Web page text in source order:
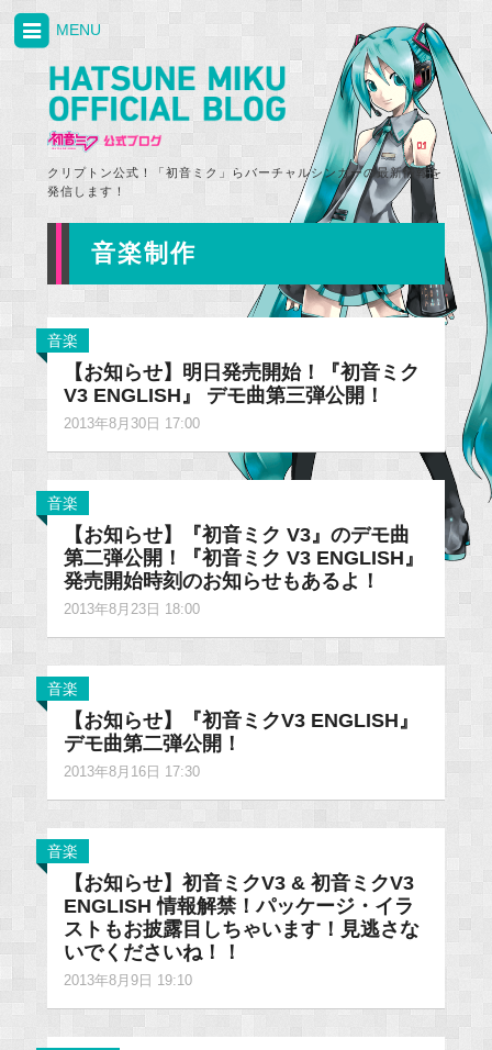
クリプトン公式！「初音ミク」らバーチャルシンガーの最新情報を
発信します！
MENU
音楽制作
音楽
【お知らせ】明日発売開始！『初音ミク
V3 ENGLISH』 デモ曲第三弾公開！
2013年8月30日 17:00
音楽
【お知らせ】『初音ミク V3』のデモ曲
第二弾公開！『初音ミク V3 ENGLISH』
発売開始時刻のお知らせもあるよ！
2013年8月23日 18:00
音楽
【お知らせ】『初音ミクV3 ENGLISH』
デモ曲第二弾公開！
2013年8月16日 17:30
音楽
【お知らせ】初音ミクV3 & 初音ミクV3
ENGLISH 情報解禁！パッケージ・イラ
ストもお披露目しちゃいます！見逃さな
いでくださいね！！
2013年8月9日 19:10